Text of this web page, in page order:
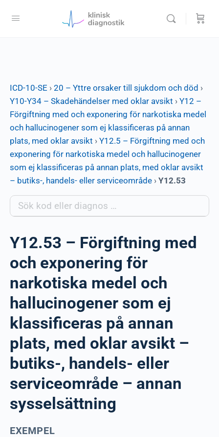
ICD-10-SE › 20 – Yttre orsaker till sjukdom och död ›
Y10-Y34 – Skadehändelser med oklar avsikt › Y12 –
Förgiftning med och exponering för narkotiska medel
och hallucinogener som ej klassificeras på annan
plats, med oklar avsikt › Y12.5 – Förgiftning med och
exponering för narkotiska medel och hallucinogener
som ej klassificeras på annan plats, med oklar avsikt
– butiks-, handels- eller serviceområde › Y12.53
Y12.53 – Förgiftning med
och exponering för
narkotiska medel och
hallucinogener som ej
klassificeras på annan
plats, med oklar avsikt –
butiks-, handels- eller
serviceområde – annan
sysselsättning
EXEMPEL